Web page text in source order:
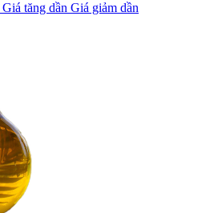
Giá tăng dần Giá giảm dần